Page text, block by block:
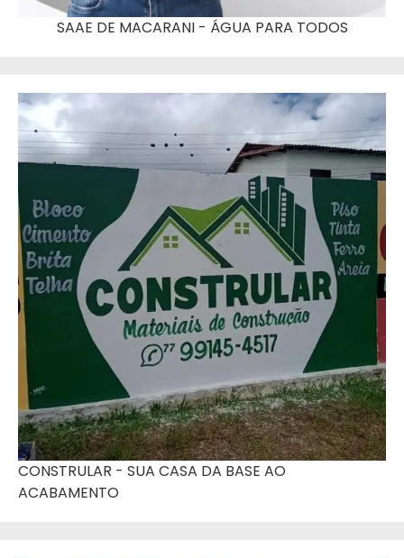
SAAE DE MACARANI - ÁGUA PARA TODOS
CONSTRULAR - SUA CASA DA BASE AO
ACABAMENTO